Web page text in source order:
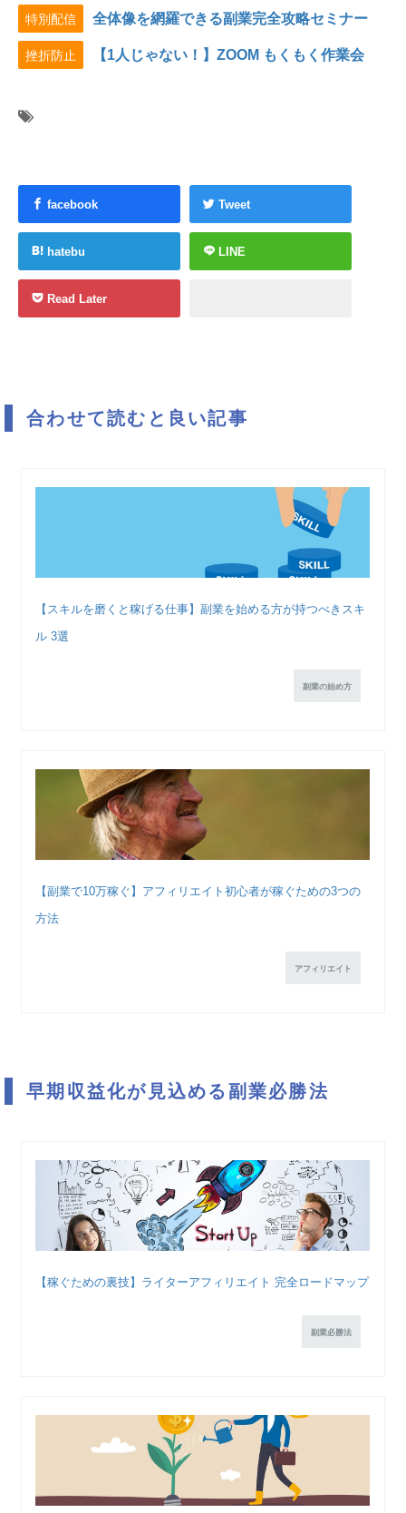
特別配信 全体像を網羅できる副業完全攻略セミナー
挫折防止 【1人じゃない！】ZOOM もくもく作業会
facebook Tweet
hatebu LINE
Read Later
合わせて読むと良い記事
【スキルを磨くと稼げる仕事】副業を始める方が持つべきスキ
ル 3選
副業の始め方
【副業で10万稼ぐ】アフィリエイト初心者が稼ぐための3つの
方法
アフィリエイト
早期収益化が見込める副業必勝法
【稼ぐための裏技】ライターアフィリエイト 完全ロードマップ
副業必勝法